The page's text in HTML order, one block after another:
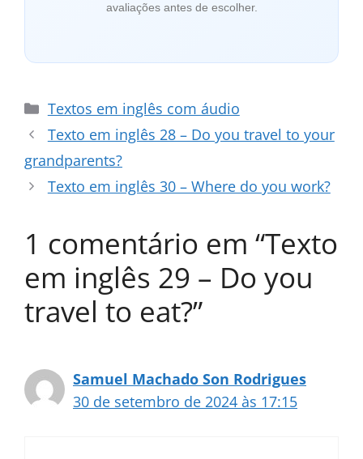
avaliações antes de escolher.
Categorias
Textos em inglês com áudio
Texto em inglês 28 – Do you travel to your
grandparents?
Texto em inglês 30 – Where do you work?
1 comentário em “Texto
em inglês 29 – Do you
travel to eat?”
Samuel Machado Son Rodrigues
30 de setembro de 2024 às 17:15